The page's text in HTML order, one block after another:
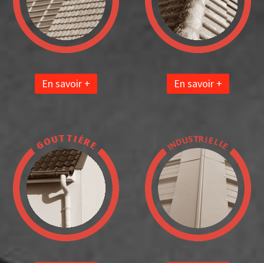
En savoir + En savoir +